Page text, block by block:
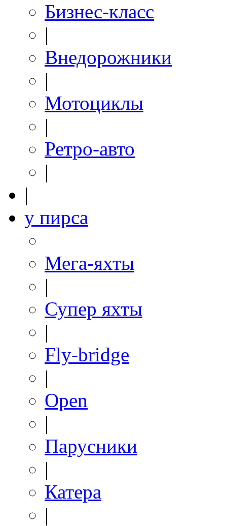
Бизнес-класс
|
Внедорожники
|
Мотоциклы
|
Ретро-авто
|
|
у пирса
Мега-яхты
|
Супер яхты
|
Fly-bridge
|
Open
|
Парусники
|
Катера
|